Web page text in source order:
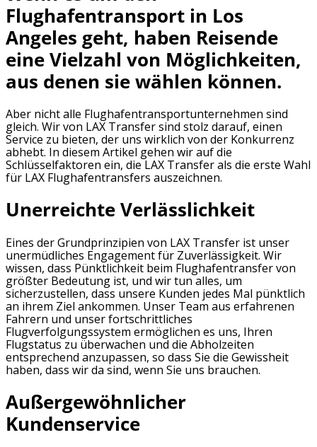
Flughafentransport in Los
Angeles geht, haben Reisende
eine Vielzahl von Möglichkeiten,
aus denen sie wählen können.
Aber nicht alle Flughafentransportunternehmen sind
gleich. Wir von LAX Transfer sind stolz darauf, einen
Service zu bieten, der uns wirklich von der Konkurrenz
abhebt. In diesem Artikel gehen wir auf die
Schlüsselfaktoren ein, die LAX Transfer als die erste Wahl
für LAX Flughafentransfers auszeichnen.
Unerreichte Verlässlichkeit
Eines der Grundprinzipien von LAX Transfer ist unser
unermüdliches Engagement für Zuverlässigkeit. Wir
wissen, dass Pünktlichkeit beim Flughafentransfer von
größter Bedeutung ist, und wir tun alles, um
sicherzustellen, dass unsere Kunden jedes Mal pünktlich
an ihrem Ziel ankommen. Unser Team aus erfahrenen
Fahrern und unser fortschrittliches
Flugverfolgungssystem ermöglichen es uns, Ihren
Flugstatus zu überwachen und die Abholzeiten
entsprechend anzupassen, so dass Sie die Gewissheit
haben, dass wir da sind, wenn Sie uns brauchen.
Außergewöhnlicher
Kundenservice